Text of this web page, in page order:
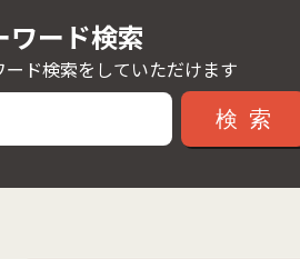
ワード検索
ード検索をしていただけます
検索